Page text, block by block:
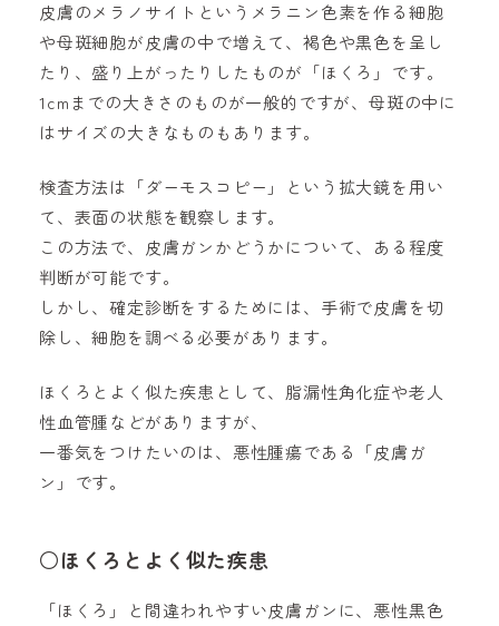
皮膚のメラノサイトというメラニン色素を作る細胞
や母斑細胞が皮膚の中で増えて、褐色や黒色を呈し
たり、盛り上がったりしたものが「ほくろ」です。
1cmまでの大きさのものが一般的ですが、母斑の中に
はサイズの大きなものもあります。
検査方法は「ダーモスコピー」という拡大鏡を用い
て、表面の状態を観察します。
この方法で、皮膚ガンかどうかについて、ある程度
判断が可能です。
しかし、確定診断をするためには、手術で皮膚を切
除し、細胞を調べる必要があります。
ほくろとよく似た疾患として、脂漏性角化症や老人
性血管腫などがありますが、
一番気をつけたいのは、悪性腫瘍である「皮膚ガ
ン」です。
○ほくろとよく似た疾患
「ほくろ」と間違われやすい皮膚ガンに、悪性黒色